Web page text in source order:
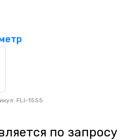
FLI-1555
по запросу